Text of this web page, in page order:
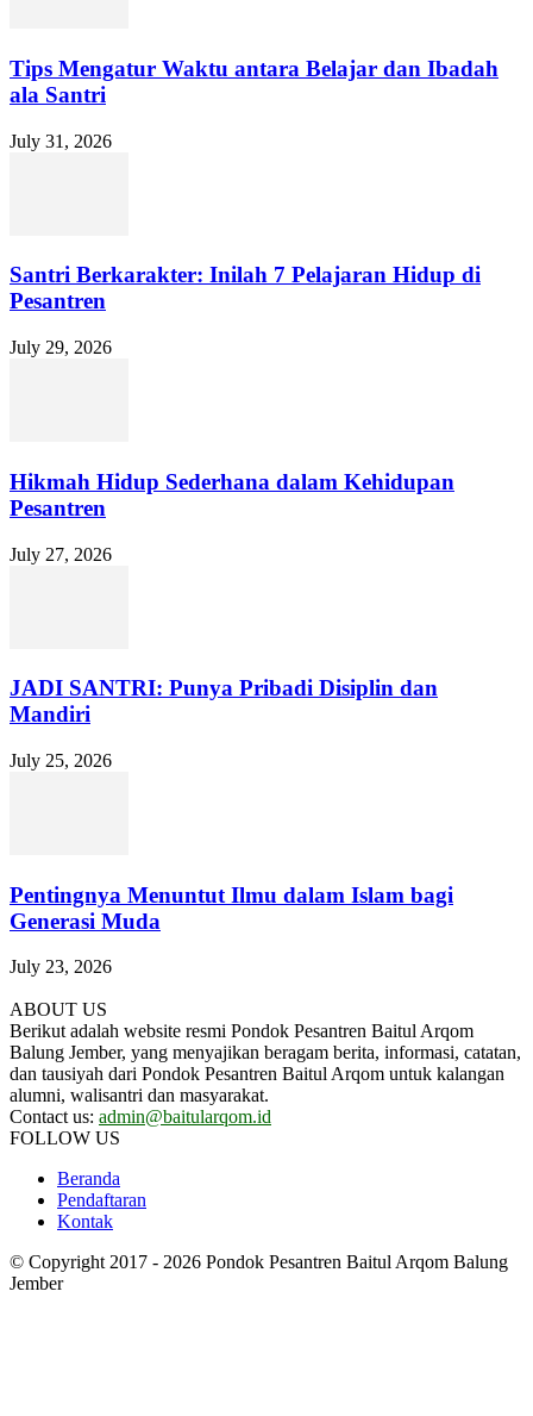
Tips Mengatur Waktu antara Belajar dan Ibadah
ala Santri
July 31, 2026
Santri Berkarakter: Inilah 7 Pelajaran Hidup di
Pesantren
July 29, 2026
Hikmah Hidup Sederhana dalam Kehidupan
Pesantren
July 27, 2026
JADI SANTRI: Punya Pribadi Disiplin dan
Mandiri
July 25, 2026
Pentingnya Menuntut Ilmu dalam Islam bagi
Generasi Muda
July 23, 2026
ABOUT US
Berikut adalah website resmi Pondok Pesantren Baitul Arqom
Balung Jember, yang menyajikan beragam berita, informasi, catatan,
dan tausiyah dari Pondok Pesantren Baitul Arqom untuk kalangan
alumni, walisantri dan masyarakat.
Contact us: admin@baitularqom.id
FOLLOW US
Beranda
Pendaftaran
Kontak
© Copyright 2017 - 2026 Pondok Pesantren Baitul Arqom Balung
Jember